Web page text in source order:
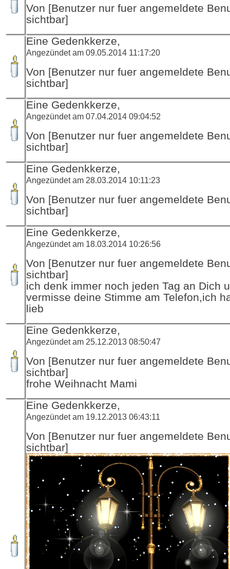
Von [Benutzer nur fuer angemeldete
sichtbar]
Eine Gedenkkerze,
Angezündet am 09.05.2014 11:17:20
Von [Benutzer nur fuer angemeldete
sichtbar]
Eine Gedenkkerze,
Angezündet am 07.04.2014 09:04:52
Von [Benutzer nur fuer angemeldete
sichtbar]
Eine Gedenkkerze,
Angezündet am 28.03.2014 10:11:23
Von [Benutzer nur fuer angemeldete
sichtbar]
Eine Gedenkkerze,
Angezündet am 18.03.2014 10:26:56
Von [Benutzer nur fuer angemeldete
sichtbar]
ich denk immer noch jeden Tag an Dich
vermisse deine Stimme am Telefon,ich
lieb
Eine Gedenkkerze,
Angezündet am 25.12.2013 08:50:47
Von [Benutzer nur fuer angemeldete
sichtbar]
frohe Weihnacht Mami
Eine Gedenkkerze,
Angezündet am 19.12.2013 06:43:11
Von [Benutzer nur fuer angemeldete
sichtbar]